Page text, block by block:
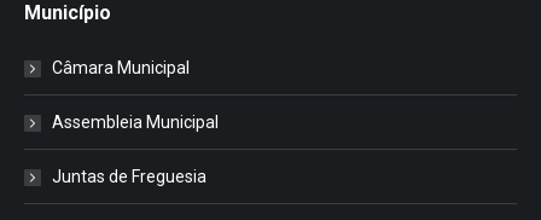
Município
Câmara Municipal
Assembleia Municipal
Juntas de Freguesia